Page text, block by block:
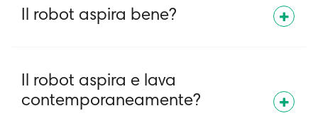
Il robot aspira bene?
Il robot aspira e lava
contemporaneamente?